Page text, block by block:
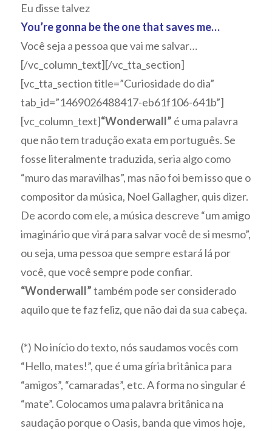
Eu disse talvez
You’re gonna be the one that saves me…
Você seja a pessoa que vai me salvar…
[/vc_column_text][/vc_tta_section]
[vc_tta_section title=”Curiosidade do dia”
tab_id=”1469026488417-eb61f106-641b”]
[vc_column_text]“Wonderwall” é uma palavra
que não tem tradução exata em português. Se
fosse literalmente traduzida, seria algo como
“muro das maravilhas”, mas não foi bem isso que o
compositor da música, Noel Gallagher, quis dizer.
De acordo com ele, a música descreve “um amigo
imaginário que virá para salvar você de si mesmo”,
ou seja, uma pessoa que sempre estará lá por
você, que você sempre pode confiar.
“Wonderwall”também pode ser considerado
aquilo que te faz feliz, que não dai da sua cabeça.
(*) No início do texto, nós saudamos vocês com
“Hello, mates!”, que é uma gíria britânica para
“amigos”, “camaradas”, etc. A forma no singular é
“mate”. Colocamos uma palavra britânica na
saudação porque o Oasis, banda que vimos hoje,